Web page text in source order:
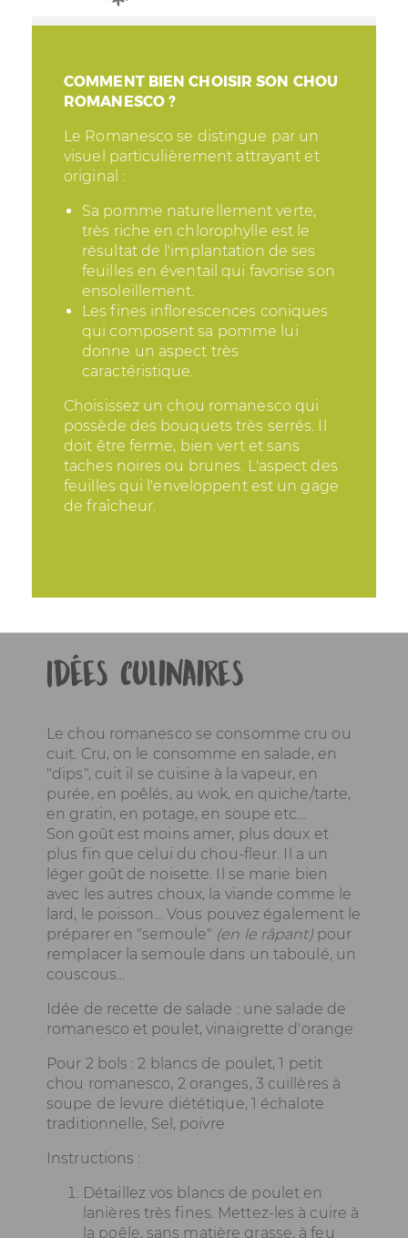
COMMENT BIEN CHOISIR SON CHOU
ROMANESCO ?
Le Romanesco se distingue par un
visuel particulièrement attrayant et
original :
Sa pomme naturellement verte,
très riche en chlorophylle est le
résultat de l'implantation de ses
feuilles en éventail qui favorise son
ensoleillement.
Les fines inflorescences coniques
qui composent sa pomme lui
donne un aspect très
caractéristique.
Choisissez un chou romanesco qui
possède des bouquets très serrés. Il
doit être ferme, bien vert et sans
taches noires ou brunes. L'aspect des
feuilles qui l'enveloppent est un gage
de fraîcheur.
Idées culinaires
Le chou romanesco se consomme cru ou
cuit. Cru, on le consomme en salade, en
"dips", cuit il se cuisine à la vapeur, en
purée, en poêlés, au wok, en quiche/tarte,
en gratin, en potage, en soupe etc…
Son goût est moins amer, plus doux et
plus fin que celui du chou-fleur. Il a un
léger goût de noisette. Il se marie bien
avec les autres choux, la viande comme le
lard, le poisson... Vous pouvez également le
préparer en "semoule" (en le râpant)pour
remplacer la semoule dans un taboulé, un
couscous...
Idée de recette de salade : une salade de
romanesco et poulet, vinaigrette d'orange
Pour 2 bols : 2 blancs de poulet, 1 petit
chou romanesco, 2 oranges, 3 cuillères à
soupe de levure diététique, 1 échalote
traditionnelle, Sel, poivre
Instructions :
Détaillez vos blancs de poulet en
lanières très fines. Mettez-les à cuire à
la poêle, sans matière grasse, à feu